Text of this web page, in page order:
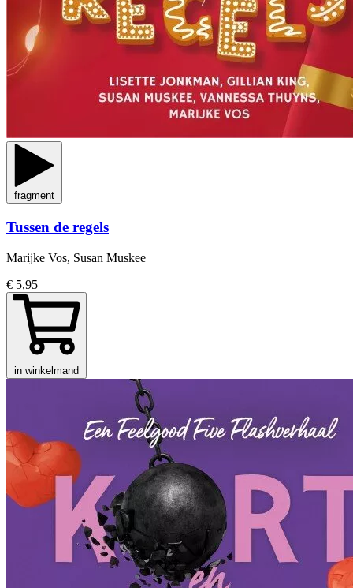
fragment
Tussen de regels
Marijke Vos, Susan Muskee
€ 5,95
in winkelmand